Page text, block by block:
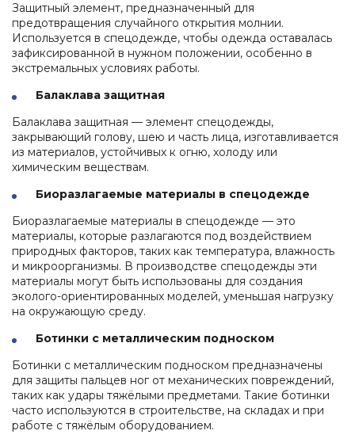
Защитный элемент, предназначенный для
предотвращения случайного открытия молнии.
Используется в спецодежде, чтобы одежда оставалась
зафиксированной в нужном положении, особенно в
экстремальных условиях работы.
Балаклава защитная
Балаклава защитная — элемент спецодежды,
закрывающий голову, шею и часть лица, изготавливается
из материалов, устойчивых к огню, холоду или
химическим веществам.
Биоразлагаемые материалы в спецодежде
Биоразлагаемые материалы в спецодежде — это
материалы, которые разлагаются под воздействием
природных факторов, таких как температура, влажность
и микроорганизмы. В производстве спецодежды эти
материалы могут быть использованы для создания
эколого-ориентированных моделей, уменьшая нагрузку
на окружающую среду.
Ботинки с металлическим подноском
Ботинки с металлическим подноском предназначены
для защиты пальцев ног от механических повреждений,
таких как удары тяжёлыми предметами. Такие ботинки
часто используются в строительстве, на складах и при
работе с тяжёлым оборудованием.